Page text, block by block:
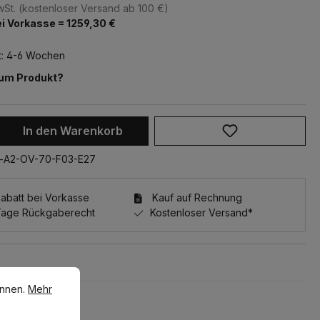
(kostenloser Versand ab 100 €)
Vorkasse = 1259,30 €
4-6 Wochen
Produkt?
Anzahl: Gib den gewünschten Wert
In den Warenkorb
A2-OV-70-F03-E27
bei Vorkasse
Kauf auf Rechnung
Rückgaberecht
Kostenloser Versand*
überspringen
Mehr Informationen ...
Mehr